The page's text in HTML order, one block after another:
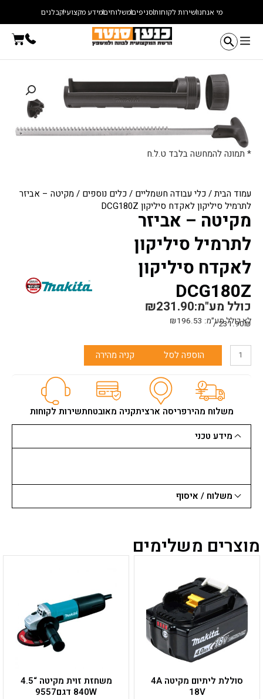
מי אנחנושירות לקוחותסניפיםמשלוחיםמידע מקצועיקבלנים
עמוד הבית/כלי עבודה חשמליים /כלים נוספים / מקיטה – אביזר
לתרמיל סיליקון לאקדח סיליקון DCG180Z
מקיטה – אביזר
לתרמיל סיליקון
לאקדח סיליקון
DCG180Z
₪231.90כולל מע"מ:
לא כולל מע״מ: ₪196.53
231.90₪ /
כמות
לתרמיל
לאקדח
סיליקון
הוספה לסל קניה מהירה
משלוח מהירפריסה ארציתקניה מאובטחתשירות לקוחות
מידע טכני
משלוח / איסוף
* תמונה להמחשה בלבד ט.ל.ח
מוצרים משלימים
סוללת ליתיום מקיטה 4A
18V
משחזת זוית מקיטה “4.5
840W דגם9557